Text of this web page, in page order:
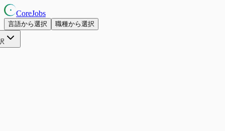
CoreJobs
言語から選択 職種から選択